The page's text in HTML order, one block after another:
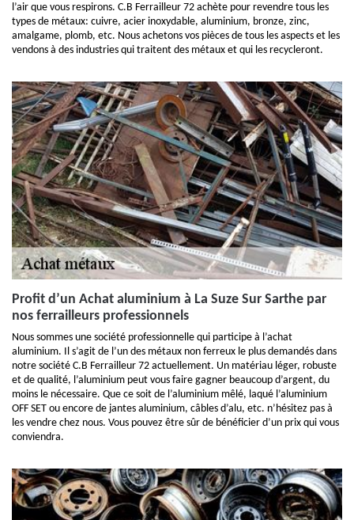
l’air que vous respirons. C.B Ferrailleur 72 achète pour revendre tous les
types de métaux: cuivre, acier inoxydable, aluminium, bronze, zinc,
amalgame, plomb, etc. Nous achetons vos pièces de tous les aspects et les
vendons à des industries qui traitent des métaux et qui les recycleront.
Profit d’un Achat aluminium à La Suze Sur Sarthe par
nos ferrailleurs professionnels
Nous sommes une société professionnelle qui participe à l’achat
aluminium. Il s’agit de l’un des métaux non ferreux le plus demandés dans
notre société C.B Ferrailleur 72 actuellement. Un matériau léger, robuste
et de qualité, l’aluminium peut vous faire gagner beaucoup d’argent, du
moins le nécessaire. Que ce soit de l’aluminium mêlé, laqué l’aluminium
OFF SET ou encore de jantes aluminium, câbles d’alu, etc. n’hésitez pas à
les vendre chez nous. Vous pouvez être sûr de bénéficier d’un prix qui vous
conviendra.